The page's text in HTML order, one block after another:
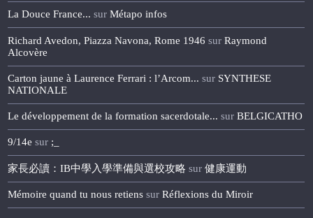
La Douce France... surMétapo infos
Richard Avedon, Piazza Navona, Rome 1946 surRaymond
Alcovère
Carton jaune à Laurence Ferrari : l’Arcom... sur SYNTHESE
NATIONALE
Le développement de la formation sacerdotale... surBELGICATHO
9/14e sur ;_
家長必讀：IB中學入學準備與選校攻略 sur健康運動
Mémoire quand tu nous retiens surRéflexions du Miroir